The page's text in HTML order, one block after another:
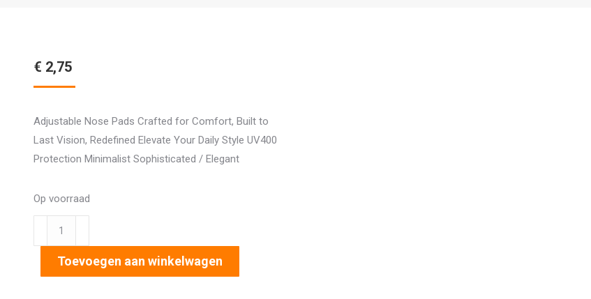
€ 2,75
Adjustable Nose Pads Crafted for Comfort, Built to
Last Vision, Redefined Elevate Your Daily Style UV400
Protection Minimalist Sophisticated / Elegant
Op voorraad
aantal
Toevoegen aan winkelwagen